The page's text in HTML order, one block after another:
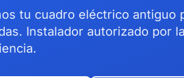
tu cuadro eléctrico antiguo
Instalador autorizado por